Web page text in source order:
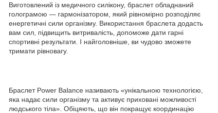
Виготовлений із медичного силікону, браслет обладнаний
голограмою — гармонізатором, який рівномірно розподіляє
енергетичні сили організму. Використання браслета додасть
вам сил, підвищить витривалість, допоможе дати гарні
спортивні результати. І найголовніше, ви чудово зможете
тримати рівновагу.
Браслет Power Balance називають «унікальною технологією,
яка надає сили організму та активує приховані можливості
людського тіла». Обіцяють, що він покращує координацію